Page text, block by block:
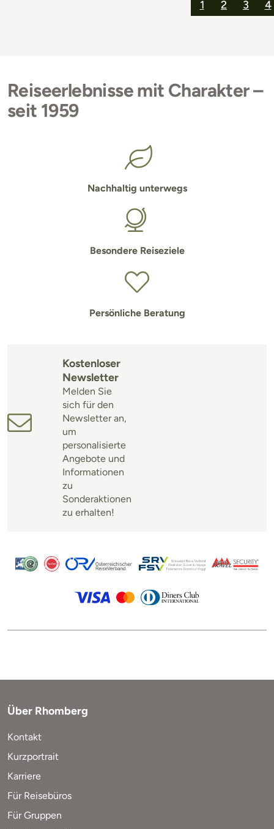
1 2 3 4
Reiseerlebnisse mit Charakter –
seit 1959
Nachhaltig unterwegs
Besondere Reiseziele
Persönliche Beratung
Kostenloser
Newsletter
Melden Sie
sich für den
Newsletter an,
um
personalisierte
Angebote und
Informationen
zu
Sonderaktionen
zu erhalten!
Über Rhomberg
Kontakt
Kurzportrait
Karriere
Für Reisebüros
Für Gruppen